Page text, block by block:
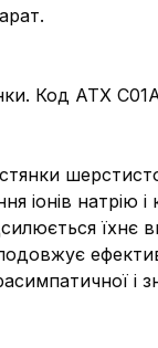
Код АТХ
іонів натрію і
їхнє
подовжує
і